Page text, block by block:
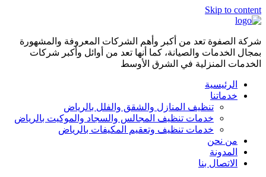
Skip to content
شركة الصفوة تعد من أكبر وأهم الشركات المعروفة والمشهورة
بمجال الخدمات والصيانة، كما أنها تعد من أوائل وأكبر شركات
الخدمات المنزلية في الشرق الأوسط
الرئيسية
خدماتنا
تنظيف المنازل والشقق والفلل بالرياض
خدمات تنظيف المجالس والسجاد والموكيت بالرياض
خدمات تنظيف وتعقيم المكيفات بالرياض
من نحن
المدونة
الاتصال بنا